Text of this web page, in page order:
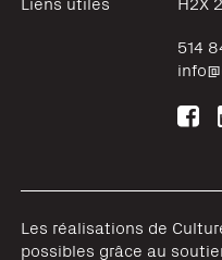
514
Les réalisations de
possibles grâce au